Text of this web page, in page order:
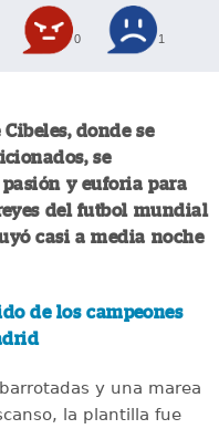
0 1
donde se
se
y euforia para
del futbol mundial
casi a media noche
de los campeones
y una marea
la plantilla fue